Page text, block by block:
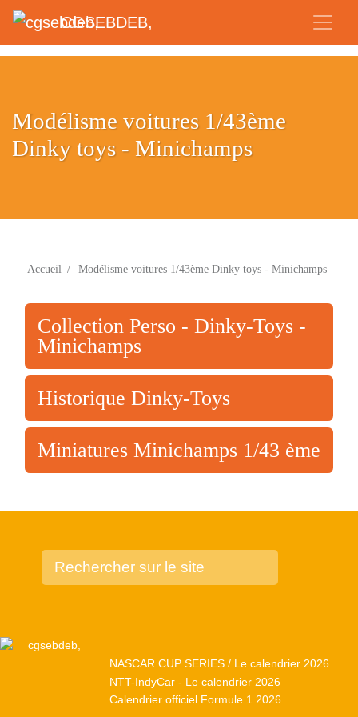
CGSEBDEB,
Modélisme voitures 1/43ème
Dinky toys - Minichamps
Accueil / Modélisme voitures 1/43ème Dinky toys - Minichamps
Collection Perso - Dinky-Toys -
Minichamps
Historique Dinky-Toys
Miniatures Minichamps 1/43 ème
NASCAR CUP SERIES / Le calendrier 2026
NTT-IndyCar - Le calendrier 2026
Calendrier officiel Formule 1 2026